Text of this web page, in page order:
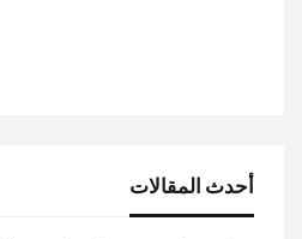
أحدث المقالات